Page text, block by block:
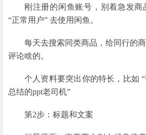
刚注册的闲鱼账号，别着急发
“正常用户” 去使用闲鱼。
每天去搜索同类商品，给同行的
评论啥的。
个人资料要突出你的特长，比如
总结的ppt老司机”
第2步：标题和文案